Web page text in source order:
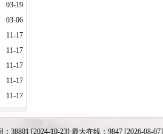
03-19
03-06
11-17
11-17
11-17
11-17
11-17
38801 [2024-10-23] 最大在线：9847 [2026-08-07]